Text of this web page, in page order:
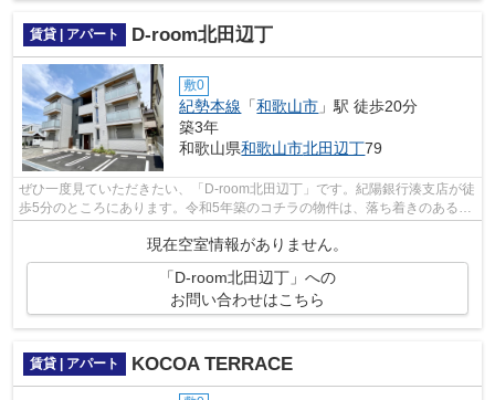
賃貸 | アパート D-room北田辺丁
敷0
紀勢本線 「和歌山市 」駅 徒歩20分
築3年
和歌山県和歌山市北田辺丁79
ぜひ一度見ていただきたい、「D-room北田辺丁」です。紀陽銀行湊支店が徒
歩5分のところにあります。令和5年築のコチラの物件は、落ち着きのある室
現在空室情報がありません。
「D-room北田辺丁」への
お問い合わせはこちら
賃貸 | アパート KOCOA TERRACE